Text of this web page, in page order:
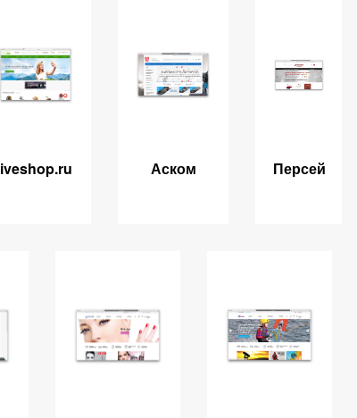
iveshop.ru Аском Персей